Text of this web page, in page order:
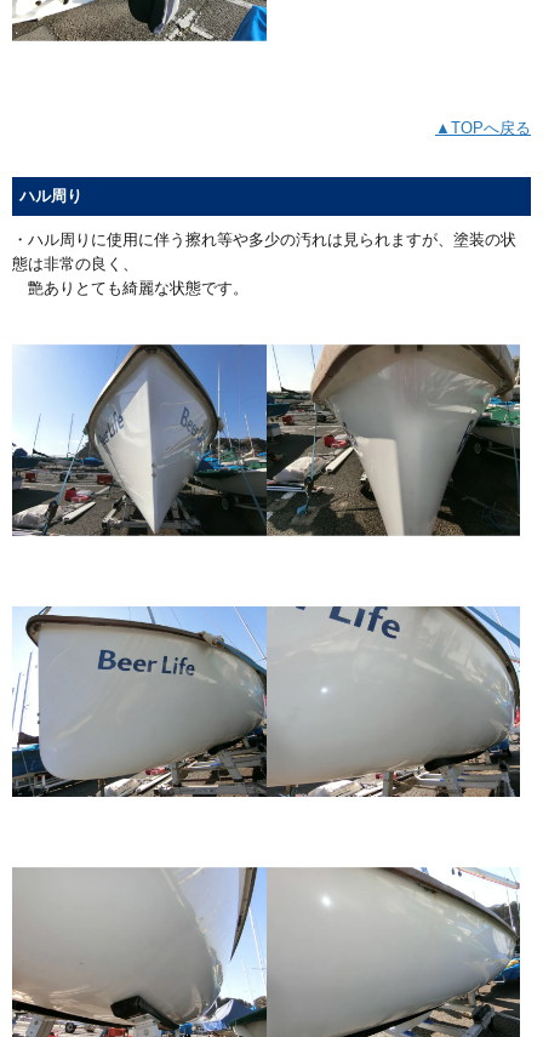
▲TOPへ戻る
ハル周り
・ハル周りに使用に伴う擦れ等や多少の汚れは見られますが、塗装の状
態は非常の良く、
艶ありとても綺麗な状態です。